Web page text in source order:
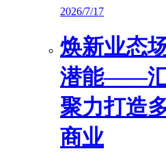
2026/7/17
焕新业态
潜能——汇
聚力打造
商业